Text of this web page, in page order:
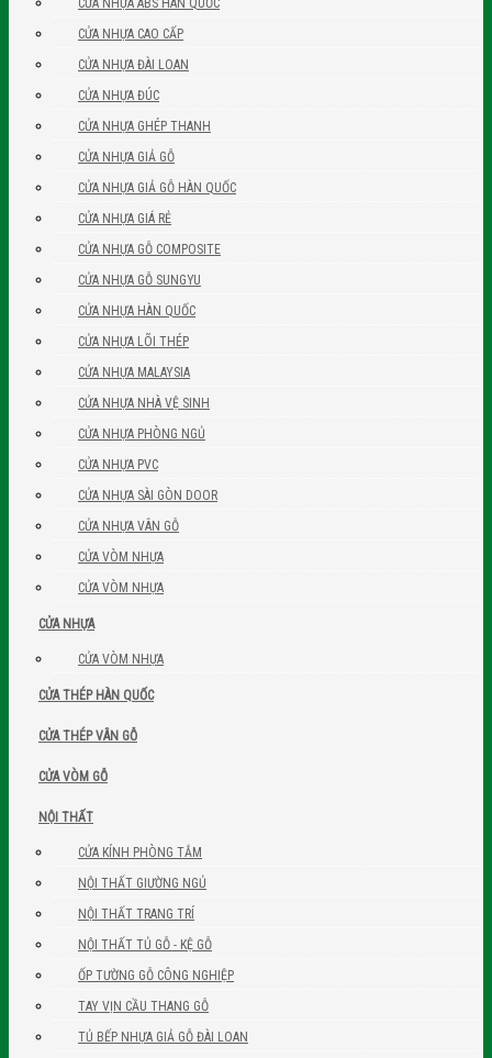
CỬA NHỰA CAO CẤP
CỬA NHỰA ĐÀI LOAN
CỬA NHỰA ĐÚC
CỬA NHỰA GHÉP THANH
CỬA NHỰA GIẢ GỖ
CỬA NHỰA GIẢ GỖ HÀN QUỐC
CỬA NHỰA GIÁ RẺ
CỬA NHỰA GỖ COMPOSITE
CỬA NHỰA GỖ SUNGYU
CỬA NHỰA HÀN QUỐC
CỬA NHỰA LÕI THÉP
CỬA NHỰA MALAYSIA
CỬA NHỰA NHÀ VỆ SINH
CỬA NHỰA PHÒNG NGỦ
CỬA NHỰA PVC
CỬA NHỰA SÀI GÒN DOOR
CỬA NHỰA VÂN GỖ
CỬA VÒM NHỰA
CỬA VÒM NHỰA
CỬA NHỰA
CỬA VÒM NHỰA
CỬA THÉP HÀN QUỐC
CỬA THÉP VÂN GỖ
CỬA VÒM GỖ
NỘI THẤT
CỬA KÍNH PHÒNG TẮM
NỘI THẤT GIƯỜNG NGỦ
NỘI THẤT TRANG TRÍ
NỘI THẤT TỦ GỖ - KỆ GỖ
ỐP TƯỜNG GỖ CÔNG NGHIỆP
TAY VỊN CẦU THANG GỖ
TỦ BẾP NHỰA GIẢ GỖ ĐÀI LOAN